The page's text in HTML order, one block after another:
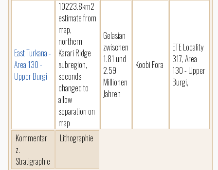
East Turkana -
Area 130 -
Upper Burgi
10223.8km2
estimate from
map,
northern
Karari Ridge
subregion,
seconds
changed to
allow
separation on
map
Gelasian
zwischen
1.81 und
2.59
Millionen
Jahren
Koobi Fora
ETE Locality
317, Area
130 - Upper
Burgi,
Kommentar
z.
Stratigraphie
Lithographie